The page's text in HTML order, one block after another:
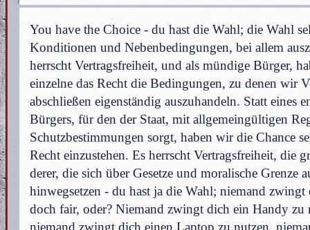
You have the Choice - du hast die Wahl; die Wahl
Konditionen und Nebenbedingungen, bei allem
herrscht Vertragsfreiheit, und als mündige Bürger,
einzelne das Recht die Bedingungen, zu denen wir
abschließen eigenständig auszuhandeln. Statt eines
Bürgers, für den der Staat, mit allgemeingültigen
Schutzbestimmungen sorgt, haben wir die Chance
Recht einzustehen. Es herrscht Vertragsfreiheit, die
derer, die sich über Gesetze und moralische Grenze
hinwegsetzen - du hast ja die Wahl; niemand
doch fair, oder? Niemand zwingt dich ein Handy zu
niemand zwingt dich einen Laptop zu nutzen,